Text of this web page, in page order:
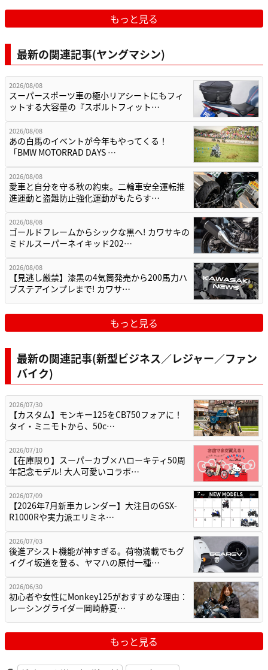
もっと見る
最新の関連記事(ヤングマシン)
2026/08/08
スーパースポーツ車の極小リアシートにもフィ
ットする大容量の『スポルトフィット…
2026/08/08
あの白馬のイベントが今年もやってくる！
「BMW MOTORRAD DAYS …
2026/08/08
愛車と自分を守る秋の約束。二輪車安全運転推
進運動と盗難防止強化運動がもたらす…
2026/08/08
ゴールドフレームからシックな黒へ! カワサキの
ミドルスーパーネイキッド202…
2026/08/08
【見逃し厳禁】漆黒の4気筒発売から200馬力ハ
ブステアインプレまで! カワサ…
もっと見る
最新の関連記事(新型ビジネス／レジャー／ファン
バイク)
2026/07/30
【カスタム】モンキー125をCB750フォアに！
タイ・ミニモトから、50c…
2026/07/10
【在庫限り】スーパーカブ×ハローキティ50周
年記念モデル! 大人可愛いコラボ…
2026/07/09
【2026年7月新車カレンダー】大注目のGSX-
R1000Rや実力派エリミネ…
2026/07/03
後進アシスト機能が神すぎる。荷物満載でもグ
イグイ坂道を登る、ヤマハの原付一種…
2026/06/30
初心者や女性にMonkey125がおすすめな理由：
レーシングライダー岡崎静夏…
もっと見る